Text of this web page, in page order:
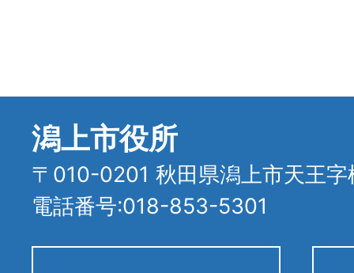
潟上市役所
〒010-0201 秋田県潟上市天王
電話番号:018-853-5301